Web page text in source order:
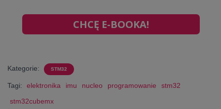
CHCĘ E-BOOKA!
Kategorie: STM32
Tagi: elektronika imu nucleo programowanie
stm32
stm32cubemx